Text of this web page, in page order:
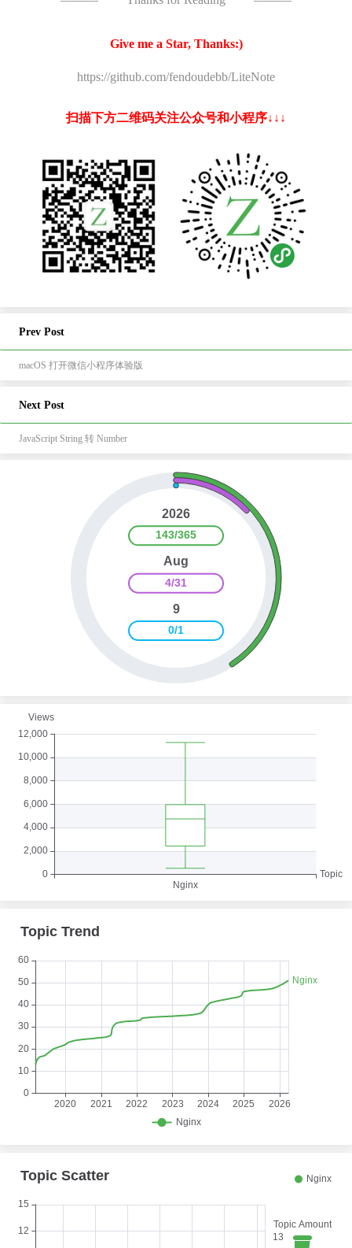
Give me a Star, Thanks:)
https://github.com/fendoudebb/LiteNote
扫描下方二维码关注公众号和小程序↓↓↓
Prev Post
macOS 打开微信小程序体验版
Next Post
JavaScript String 转 Number